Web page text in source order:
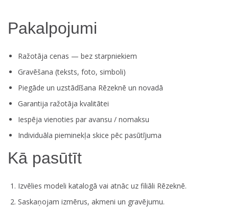
Pakalpojumi
Ražotāja cenas — bez starpniekiem
Gravēšana (teksts, foto, simboli)
Piegāde un uzstādīšana Rēzeknē un novadā
Garantija ražotāja kvalitātei
Iespēja vienoties par avansu / nomaksu
Individuāla pieminekļa skice pēc pasūtījuma
Kā pasūtīt
Izvēlies modeli katalogā vai atnāc uz filiāli Rēzeknē.
Saskaņojam izmērus, akmeni un gravējumu.